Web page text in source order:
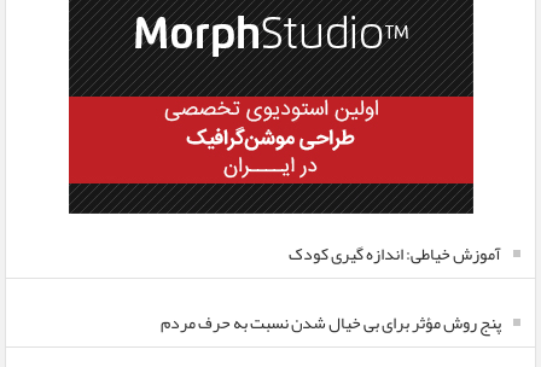
آموزش خیاطی: اندازه گیری کودک
پنج روش مؤثر برای بی خیال شدن نسبت به حرف مردم